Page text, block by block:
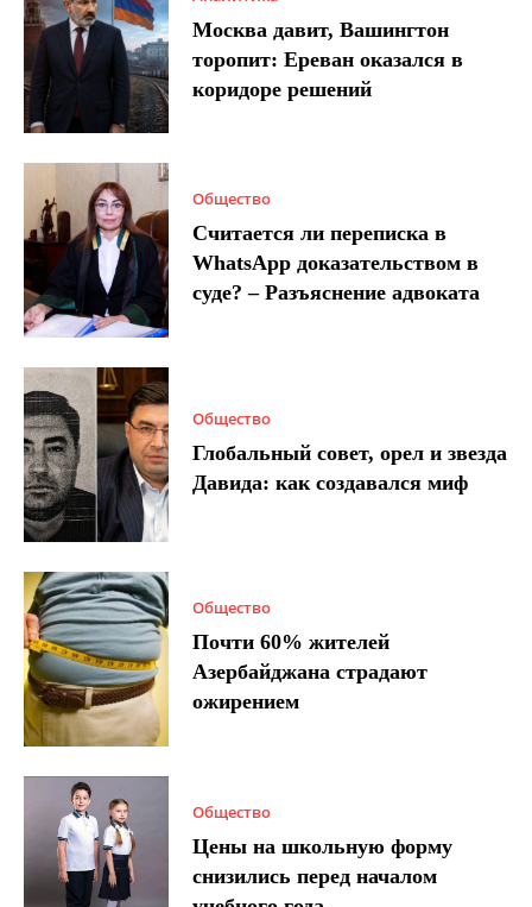
Москва давит, Вашингтон
торопит: Ереван оказался в
коридоре решений
Общество
Считается ли переписка в
WhatsApp доказательством в
суде? – Разъяснение адвоката
Общество
Глобальный совет, орел и звезда
Давида: как создавался миф
Общество
Почти 60% жителей
Азербайджана страдают
ожирением
Общество
Цены на школьную форму
снизились перед началом